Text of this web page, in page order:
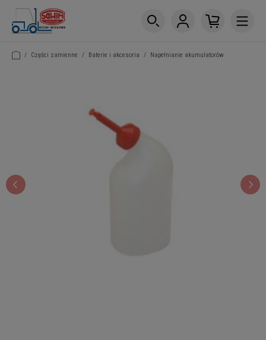
/ Części zamienne / Baterie i akcesoria / Napełnianie akumulatorów